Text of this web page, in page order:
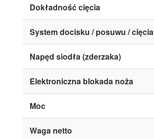
Dokładność cięcia
System docisku / posuwu / cięcia
Napęd siodła (zderzaka)
Elektroniczna blokada noża
Moc
Waga netto